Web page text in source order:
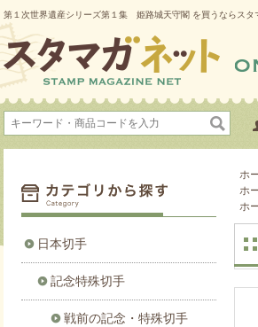
第１次世界遺産シリーズ第１集 姫路城天守閣 を買うならスタ
ホ
ホ
ホ
日本切手
記念特殊切手
戦前の記念・特殊切手